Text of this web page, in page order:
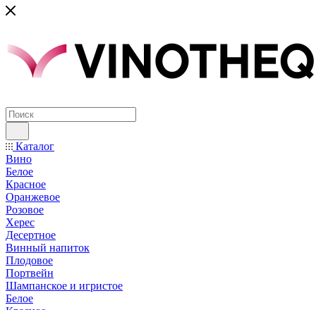
Каталог
Вино
Белое
Красное
Оранжевое
Розовое
Херес
Десертное
Винный напиток
Плодовое
Портвейн
Шампанское и игристое
Белое